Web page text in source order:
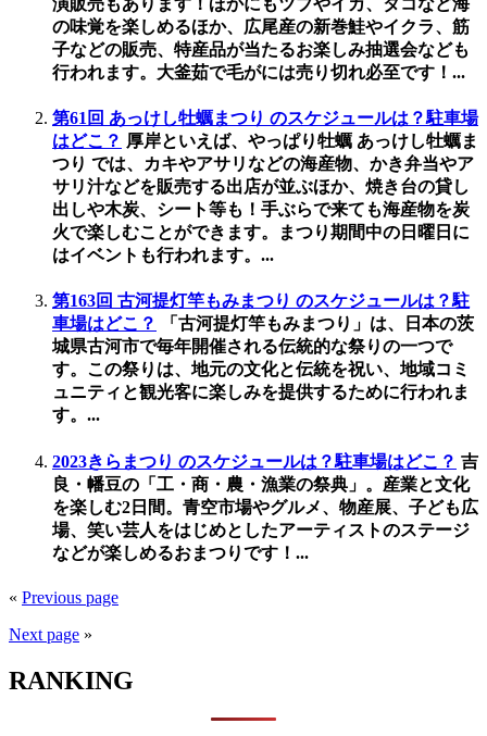
の味覚を楽しめるほか、広尾産の新巻鮭やイクラ、筋
子などの販売、特産品が当たるお楽しみ抽選会なども
行われます。大釜茹で毛がには売り切れ必至です！...
第61回 あっけし牡蠣まつり のスケジュールは？駐車場
はどこ？ 厚岸といえば、やっぱり牡蠣 あっけし牡蠣ま
つり では、カキやアサリなどの海産物、かき弁当やア
サリ汁などを販売する出店が並ぶほか、焼き台の貸し
出しや木炭、シート等も！手ぶらで来ても海産物を炭
火で楽しむことができます。まつり期間中の日曜日に
はイベントも行われます。...
第163回 古河提灯竿もみまつり のスケジュールは？駐
車場はどこ？
「古河提灯竿もみまつり」は、日本の茨
城県古河市で毎年開催される伝統的な祭りの一つで
す。この祭りは、地元の文化と伝統を祝い、地域コミ
ュニティと観光客に楽しみを提供するために行われま
す。...
2023きらまつり のスケジュールは？駐車場はどこ？ 吉
良・幡豆の「工・商・農・漁業の祭典」。産業と文化
を楽しむ2日間。青空市場やグルメ、物産展、子ども広
場、笑い芸人をはじめとしたアーティストのステージ
などが楽しめるおまつりです！...
« Previous page
Next page »
RANKING